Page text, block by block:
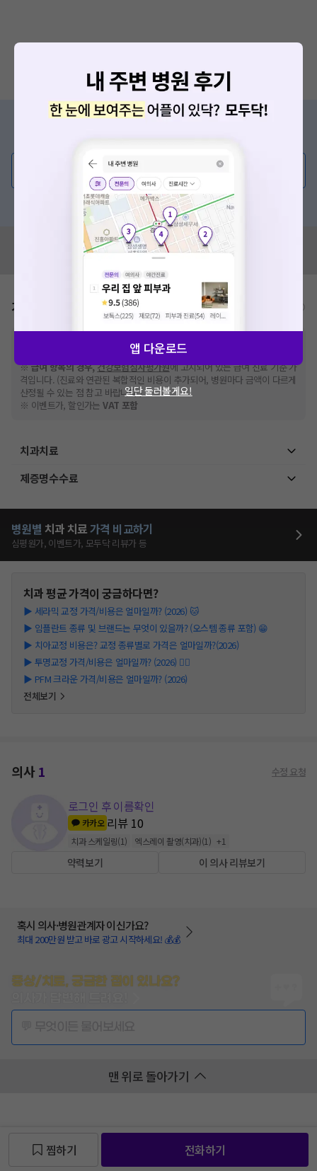
💬 무엇이든 물어보세요
혹은, 의료상담 서비스에 다양한 게시글 보러가기
혹시 잘못된 병원정보가 있나요?
모두닥 팀에 알려주세요!
가격표 비급여/급여 진료란?
추가비용 등으로 실제 가격과 상이할 수 있으니, 정확
한 가격은 해당 의료기관에 직접 문의해주세요.
※급여 항목의 경우,건강보험심사평가원에 고지되어 있는 급여 진료 기준 가
격입니다. (진료와 연관된 복합적인 비용이 추가되어, 병원마다 금액이 다르게
산정될 수 있는 점 참고 바랍니다.)
※ 이벤트가, 할인가는VAT 포함
치과치료
제증명수수료
병원별 치과 치료가격 비교하기
심평원가, 이벤트가, 모두닥 리뷰가 등
치과평균 가격이 궁금하다면?
▶ 세라믹 교정 가격/비용은 얼마일까? (2026) 🐱
▶ 임플란트 종류 및 브랜드는 무엇이 있을까? (오스템 종류 포함) 😁
▶ 치아교정 비용은? 교정 종류별로 가격은 얼마일까?(2026)
▶ 투명교정 가격/비용은 얼마일까? (2026) 👩‍⚕️
▶ PFM 크라운 가격/비용은 얼마일까? (2026)
전체보기
의사1 수정 요청
로그인 후 이름확인
카카오 리뷰 10
치과 스케일링(1) 엑스레이 촬영(치과)(1 ) +1
약력보기 이 의사 리뷰보기
혹시 의사·병원관계자 이신가요?
최대 200만원 받고 바로 광고 시작하세요! 💰💰
증상/치료, 궁금한 점이 있나요?
맨 위로 돌아가기
찜하기 전화하기
앱 다운로드
일단 둘러볼게요!